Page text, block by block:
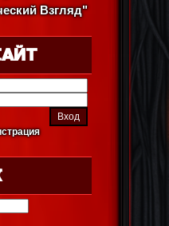
Взгляд"